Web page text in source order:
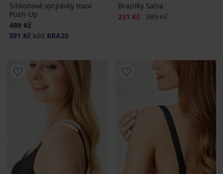
Silikonové vycpávky maxi
Push-Up
489 Kč
391 Kč kód BRA20
Brazilky Salsa
Sleva
231 Kč Původní cena
289 Kč